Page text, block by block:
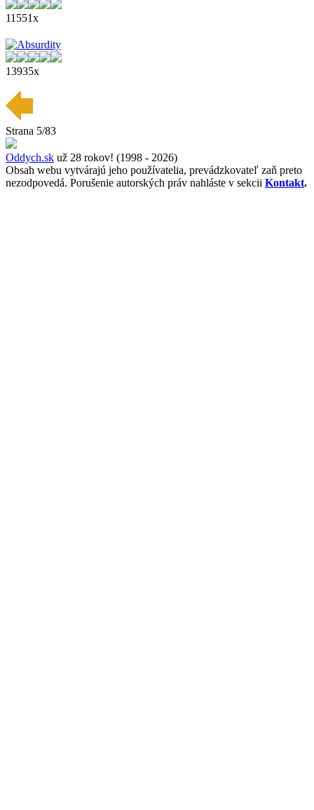
11551x
13935x
Strana 5/83
Oddych.sk už 28 rokov! (1998 - 2026)
Obsah webu vytvárajú jeho používatelia, prevádzkovateľ zaň preto
nezodpovedá. Porušenie autorských práv nahláste v sekcii Kontakt.